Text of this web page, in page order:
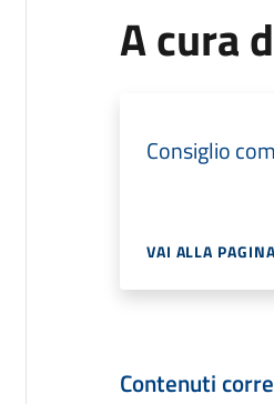
A cura
Consiglio
VAI ALLA PAGINA
Contenuti